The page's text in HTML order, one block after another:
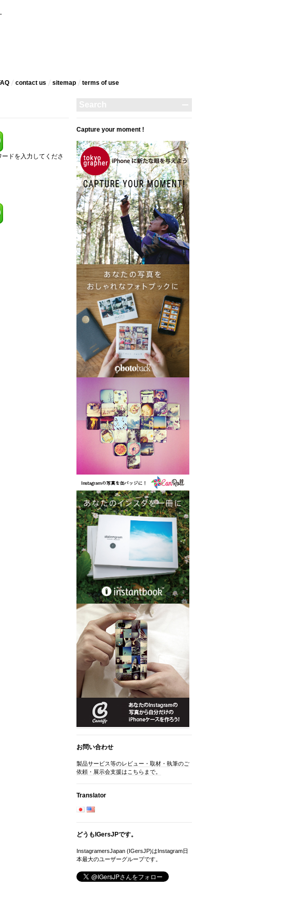
contact us sitemap terms‎ of use
ドを入力してくださ
Capture your moment !
お問い合わせ
製品サービス等のレビュー・取材・執筆のご
依頼・展示会支援はこちらまで。
Translator
どうもIGersJPです。
InstagramersJapan (IGersJP)はInstagram日
本最大のユーザーグループです。